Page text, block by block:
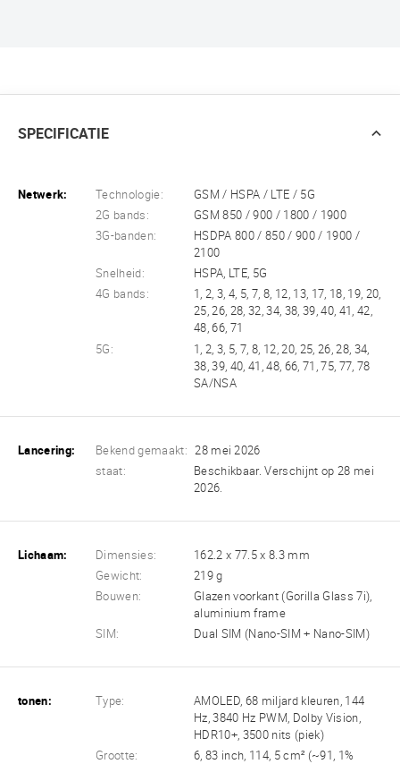
SPECIFICATIE
Netwerk: Technologie:
GSM / HSPA / LTE / 5G
2G bands:
GSM 850 / 900 / 1800 / 1900
3G-banden:
HSDPA 800 / 850 / 900 / 1900 /
2100
Snelheid:
HSPA, LTE, 5G
4G bands:
1, 2, 3, 4, 5, 7, 8, 12, 13, 17, 18, 19, 20,
25, 26, 28, 32, 34, 38, 39, 40, 41, 42,
48, 66, 71
5G:
1, 2, 3, 5, 7, 8, 12, 20, 25, 26, 28, 34,
38, 39, 40, 41, 48, 66, 71, 75, 77, 78
SA/NSA
Lancering: Bekend gemaakt:
28 mei 2026
staat:
Beschikbaar. Verschijnt op 28 mei
2026.
Lichaam: Dimensies:
162.2 x 77.5 x 8.3 mm
Gewicht:
219 g
Bouwen:
Glazen voorkant (Gorilla Glass 7i),
aluminium frame
SIM:
Dual SIM (Nano-SIM + Nano-SIM)
tonen: Type:
AMOLED, 68 miljard kleuren, 144
Hz, 3840 Hz PWM, Dolby Vision,
HDR10+, 3500 nits (piek)
Grootte:
6, 83 inch, 114, 5 cm² (~91, 1%